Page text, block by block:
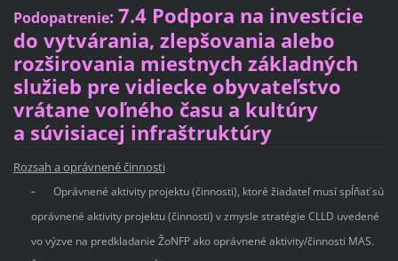
Podopatrenie: 7.4 Podpora na investície
do vytvárania, zlepšovania alebo
rozširovania miestnych základných
služieb pre vidiecke obyvateľstvo
vrátane voľného času a kultúry
a súvisiacej infraštruktúry
Rozsah a oprávnené činnosti
-Oprávnené aktivity projektu (činnosti), ktoré žiadateľ musí spĺňať sú
oprávnené aktivity projektu (činnosti) v zmysle stratégie CLLD uvedené
vo výzve na predkladanie ŽoNFP ako oprávnené aktivity/činnosti MAS.